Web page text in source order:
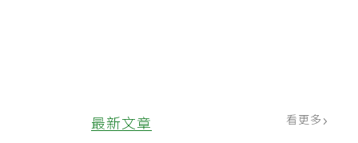
最新文章 看更多